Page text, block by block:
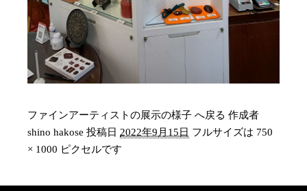
ファインアーティストの展示の様子 へ戻る 作成者
shino hakose 投稿日 2022年9月15日 フルサイズは 750
× 1000 ピクセルです